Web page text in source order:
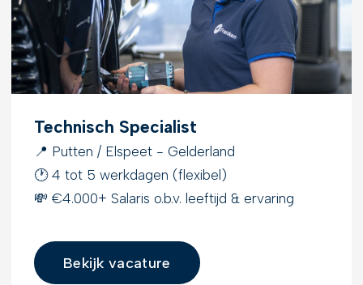
Technisch Specialist
📍 Putten / Elspeet - Gelderland
🕐 4 tot 5 werkdagen (flexibel)
💸 €4.000+ Salaris o.b.v. leeftijd & ervaring
Bekijk vacature